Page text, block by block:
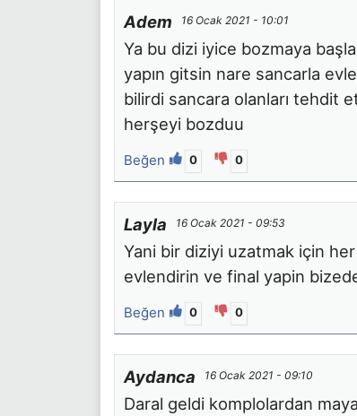
Adem 16 Ocak 2021 - 10:01
Ya bu dizi iyice bozmaya
yapın gitsin nare sancarla
bilirdi sancara olanları tehdit
herşeyi bozduu
Beğen 0 0
Layla 16 Ocak 2021 - 09:53
Yani bir diziyi uzatmak için
evlendirin ve final yapin
Beğen 0 0
Aydanca 16 Ocak 2021 - 09:10
Daral geldi komplolardan